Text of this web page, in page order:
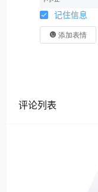
记住信息
添加表情
评论列表